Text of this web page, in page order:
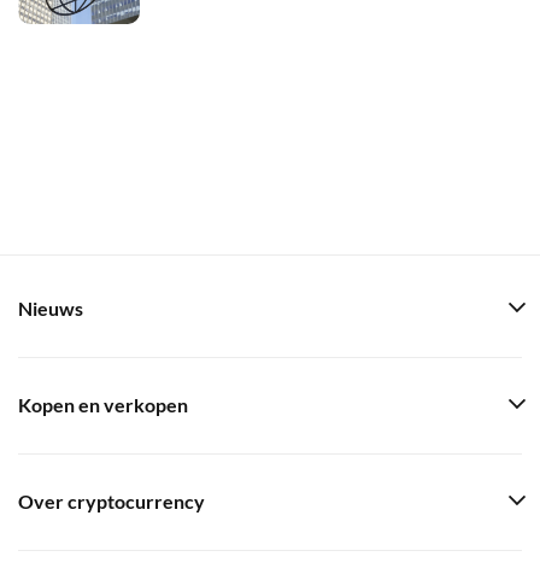
Nieuws
Kopen en verkopen
Over cryptocurrency